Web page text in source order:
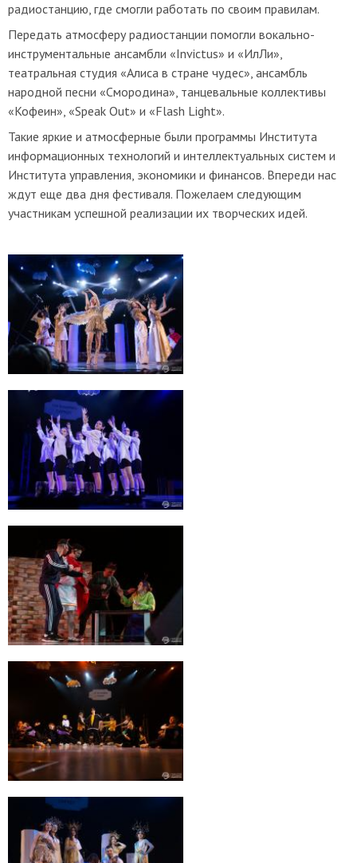
радиостанцию, где смогли работать по своим правилам.
Передать атмосферу радиостанции помогли вокально-
инструментальные ансамбли «Invictus» и «ИлЛи»,
театральная студия «Алиса в стране чудес», ансамбль
народной песни «Смородина», танцевальные коллективы
«Кофеин», «Speak Out» и «Flash Light».
Такие яркие и атмосферные были программы Института
информационных технологий и интеллектуальных систем и
Института управления, экономики и финансов. Впереди нас
ждут еще два дня фестиваля. Пожелаем следующим
участникам успешной реализации их творческих идей.